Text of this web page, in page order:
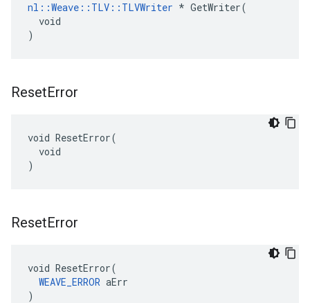
nl::Weave::TLV::TLVWriter * GetWriter(
  void
)
ResetError
void ResetError(
  void
)
ResetError
void ResetError(
WEAVE_ERROR aErr
)